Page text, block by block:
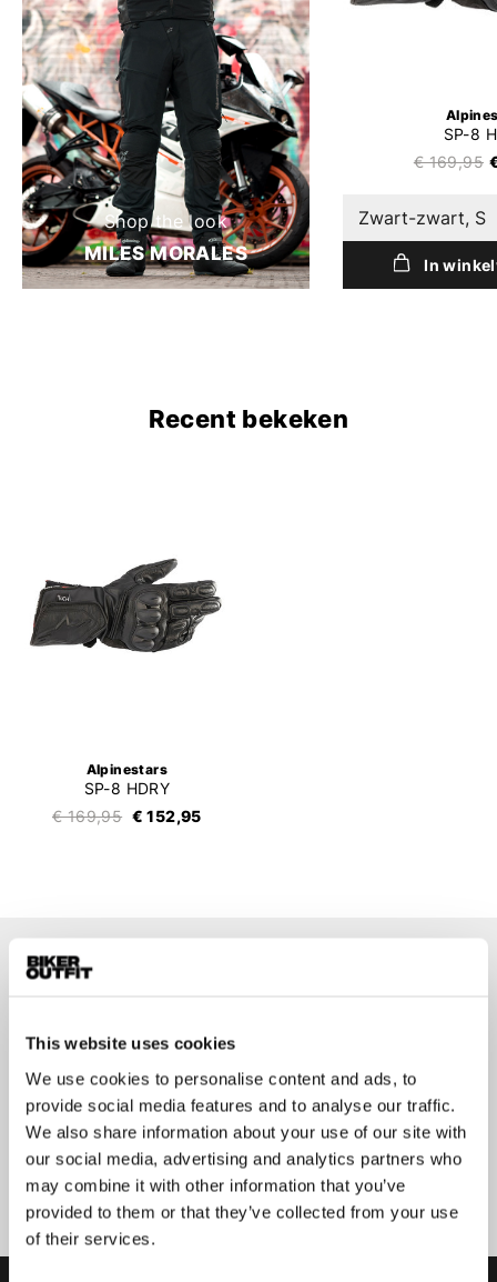
This website uses cookies
We use cookies to personalise content and ads, to
provide social media features and to analyse our traffic.
We also share information about your use of our site with
our social media, advertising and analytics partners who
may combine it with other information that you’ve
provided to them or that they’ve collected from your use
of their services.
Shop the look
MILES MORALES
SP-8
€ 169,95
Zwart-zwart, S
In
Recent bekeken
Alpinestars
SP-8 HDRY
€ 169,95 € 152,95
Aanmelden